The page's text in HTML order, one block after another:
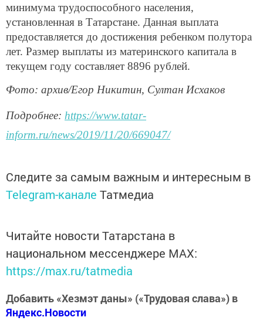
минимума трудоспособного населения,
установленная в Татарстане. Данная выплата
предоставляется до достижения ребенком полутора
лет. Размер выплаты из материнского капитала в
текущем году составляет 8896 рублей.
Фото: архив/Егор Никитин, Султан Исхаков
Подробнее: https://www.tatar-
inform.ru/news/2019/11/20/669047/
Следите за самым важным и интересным в
Telegram-канале Татмедиа
Читайте новости Татарстана в
национальном мессенджере MАХ:
https://max.ru/tatmedia
Добавить «Хезмэт даны» («Трудовая слава») в
Яндекс.Новости